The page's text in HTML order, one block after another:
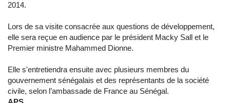
2014.
Lors de sa visite consacrée aux questions de développement,
elle sera reçue en audience par le président Macky Sall et le
Premier ministre Mahammed Dionne.
Elle s'entretiendra ensuite avec plusieurs membres du
gouvernement sénégalais et des représentants de la société
civile, selon l’ambassade de France au Sénégal.